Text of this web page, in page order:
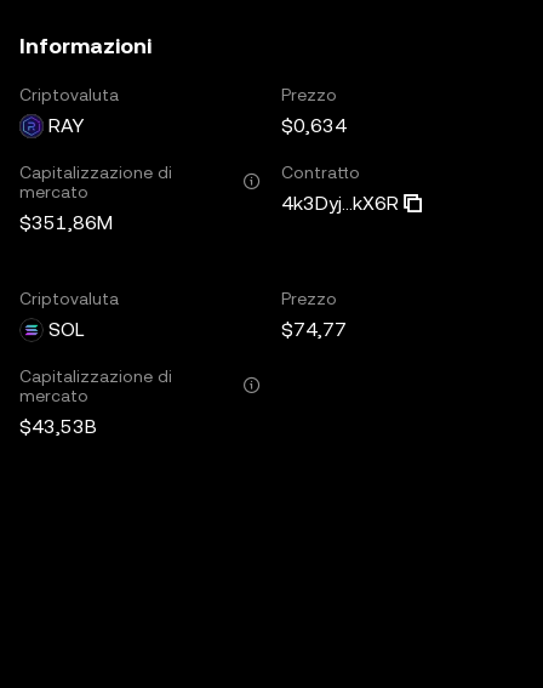
Informazioni
Criptovaluta
RAY
Prezzo
$0,634
Capitalizzazione di
mercato
$351,86M
Contratto
4k3Dyj...kX6R
Criptovaluta
SOL
Prezzo
$74,77
Capitalizzazione di
mercato
$43,53B